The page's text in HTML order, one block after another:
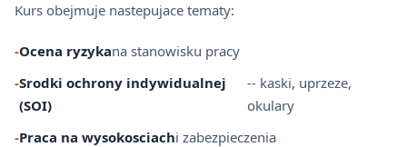
Kurs obejmuje nastepujace tematy:
-Ocena ryzykana stanowisku pracy
-Srodki ochrony indywidualnej
(SOI)
-- kaski, uprzeze,
okulary
-Praca na wysokosciachi zabezpieczenia